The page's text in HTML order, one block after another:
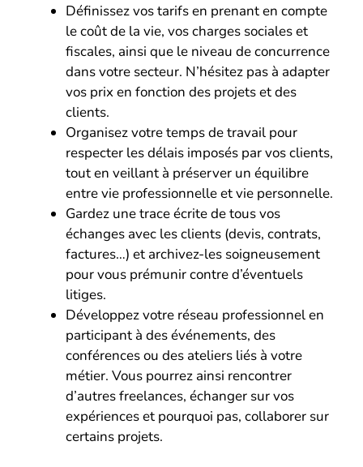
Définissez vos tarifs en prenant en compte
le coût de la vie, vos charges sociales et
fiscales, ainsi que le niveau de concurrence
dans votre secteur. N’hésitez pas à adapter
vos prix en fonction des projets et des
clients.
Organisez votre temps de travail pour
respecter les délais imposés par vos clients,
tout en veillant à préserver un équilibre
entre vie professionnelle et vie personnelle.
Gardez une trace écrite de tous vos
échanges avec les clients (devis, contrats,
factures…) et archivez-les soigneusement
pour vous prémunir contre d’éventuels
litiges.
Développez votre réseau professionnel en
participant à des événements, des
conférences ou des ateliers liés à votre
métier. Vous pourrez ainsi rencontrer
d’autres freelances, échanger sur vos
expériences et pourquoi pas, collaborer sur
certains projets.